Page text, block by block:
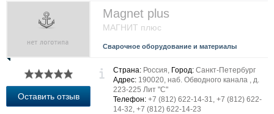
Работа
Крюинг
Журнал
Материалы
Услуги
Конференции
Выставки и семинары
Флот
Галерея флота
Magnet plus
МАГНИТ плюс
Сварочное оборудование и материалы
Оставить отзыв
Страна: Россия, Город: Санкт-Петербург
Адрес: 190020, наб. Обводного канала , д.
223-225 Лит "С"
Телефон: +7 (812) 622-14-31, +7 (812) 622-
14-32, +7 (812) 622-14-23